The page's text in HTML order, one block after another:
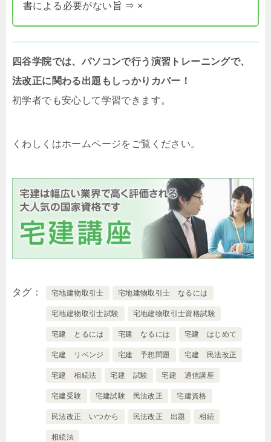
書による必要がない旨 ⇒ ×
四谷学院では、パソコンで行う演習トレーニングで、
法改正に関わる出題もしっかりカバー！
初学者でも安心して学習できます。
くわしくはホームページをご覧ください。
タグ 宅地建物取引士 宅地建物取引士 なるには
宅地建物取引士試験 宅地建物取引士資格試験
宅建 とるには 宅建 なるには 宅建 はじめて
宅建 リベンジ 宅建 予想問題 宅建 民法改正
宅建 相続法 宅建 試験 宅建 通信講座
宅建受験 宅建試験 民法改正 宅建資格
民法改正 いつから 民法改正 出題 相続
相続法